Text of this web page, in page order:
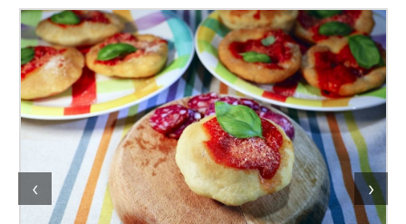
‹ ›